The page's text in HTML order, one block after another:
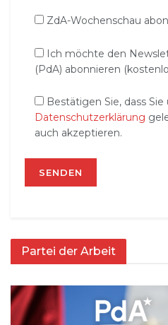
ZdA-Wochenschau
Ich möchte den
(PdA) abonnieren
Bestätigen Sie, dass Sie
Datenschutzerklärung
auch akzeptieren.
Partei der Arbeit